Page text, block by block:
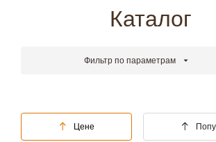
Каталог
Фильтр по параметрам
Цене